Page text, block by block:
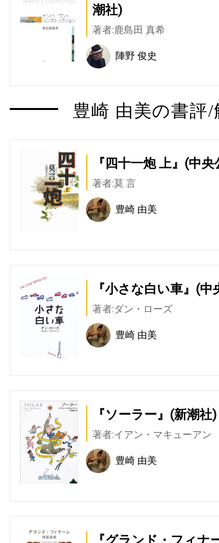
潮社)
著者:鹿島田 真希
陣野 俊史
豊崎 由美の書評
『四十一炮 上』(中
著者:莫 言
豊崎 由美
『小さな白い車』(中
著者:ダン・ローズ
豊崎 由美
『ソーラー』(新潮社)
著者:イアン・マキューアン
豊崎 由美
『グランド・フィナ